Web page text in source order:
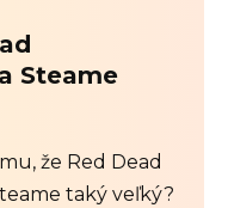
Steame
že Red Dead
taký veľký?